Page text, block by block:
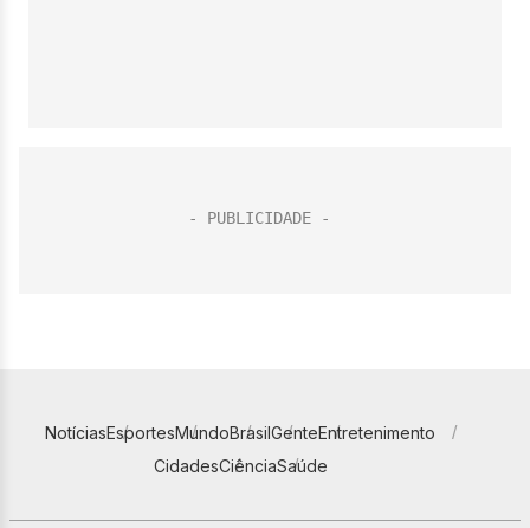
NotíciasEsportesMundoBrasilGenteEntretenimento
CidadesCiênciaSaúde